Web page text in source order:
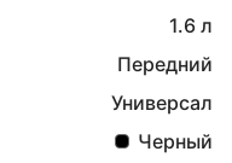
1.6 л
Передний
Универсал
Черный